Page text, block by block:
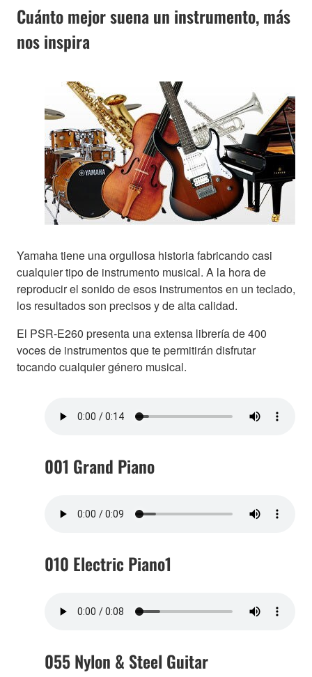
Cuánto mejor suena un instrumento, más
nos inspira
Yamaha tiene una orgullosa historia fabricando casi
cualquier tipo de instrumento musical. A la hora de
reproducir el sonido de esos instrumentos en un teclado,
los resultados son precisos y de alta calidad.
El PSR-E260 presenta una extensa librería de 400
voces de instrumentos que te permitirán disfrutar
tocando cualquier género musical.
001 Grand Piano
010 Electric Piano1
055 Nylon & Steel Guitar